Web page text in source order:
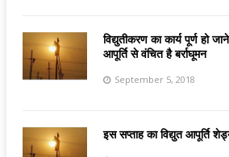
विद्युतीकरण का कार्य पूर्ण हो
आपूर्ति से वंचित है बर्राघूमन
September 5, 2018
इस सप्ताह का विद्युत आपूर्ति